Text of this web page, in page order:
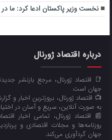
نخست وزیر پاکستان ادعا کرد: ما
درباره اقتصاد ژورنال
📑 اقتصاد ژورنال، مرجع بازنشر
جهان است.
📺 اقتصاد ژورنال، بروزترین اخبار و
به صورت آنلاین، سریع و آسان در
📰 اقتصاد ژورنال، تمامی اخبار
روزنامه‌ها و مجلات اقتصادی و
جهان گردآوری می‌کند.